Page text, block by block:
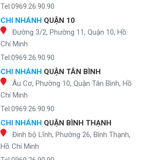
Tel:0969.26.90.90
CHI NHÁNH QUẬN 10
Đường 3/2, Phường 11, Quận 10, Hồ
Chí Minh
Tel:0969.26.90.90
CHI NHÁNH QUẬN TÂN BÌNH
Âu Cơ, Phường 10, Quận Tân Bình, Hồ
Chí Minh
Tel:0969.26.90.90
CHI NHÁNH QUẬN BÌNH THẠNH
Đinh bộ Lĩnh, Phường 26, Bình Thạnh,
Hồ Chí Minh